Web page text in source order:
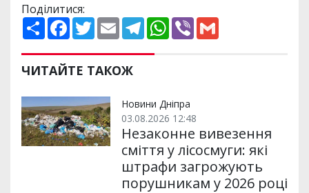
Поділитися:
П
о
и
р
и
и
F
a
e
b
o
k
T
w
t
t
e
E
m
i
l
T
e
e
m
W
h
p
V
ЧИТАЙТЕ ТАКОЖ
Новини Дніпра
03.08.2026 12:48
Незаконне вивезення
сміття у лісосмуги: які
штрафи загрожують
порушникам у 2026 році